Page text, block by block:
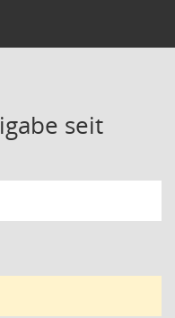
seit